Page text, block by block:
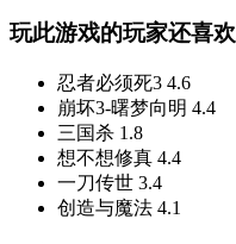
玩此游戏的玩家还喜欢
忍者必须死3 4.6
崩坏3-曙梦向明 4.4
三国杀 1.8
想不想修真 4.4
一刀传世 3.4
创造与魔法 4.1